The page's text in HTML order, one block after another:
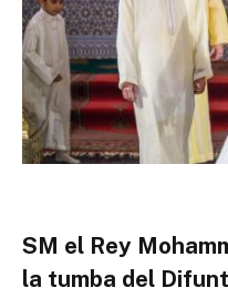
SM el Rey
la tumba del